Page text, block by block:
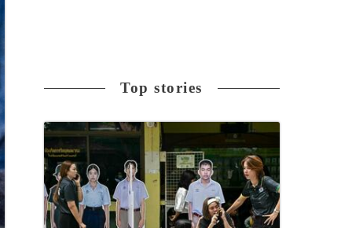
Top stories